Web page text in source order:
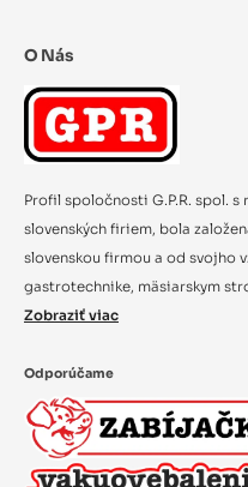
O Nás
Profil spoločnosti G.P.R. spol. s
slovenských firiem, bola
slovenskou firmou a od svojho
gastrotechnike, mäsiarskym
Zobraziť viac
Odporúčame